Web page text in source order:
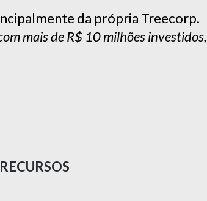
da própria Treecorp.
mais de R$ 10 milhões investidos,